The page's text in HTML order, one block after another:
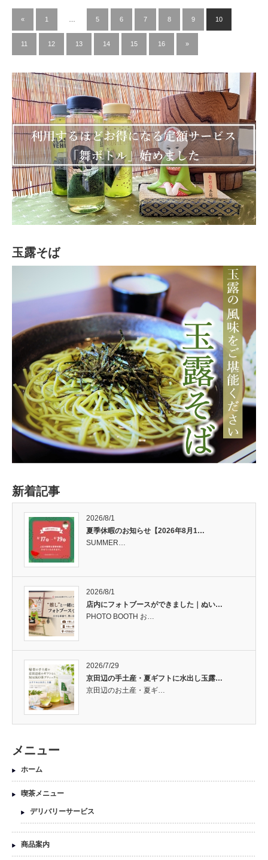
« 1 5 6 7 8 9 10
11 12 13 14 15 16 »
玉露そば
新着記事
2026/8/1
夏季休暇のお知らせ【2026年8月1…
SUMMER…
2026/8/1
店内にフォトブースができました｜ぬい…
PHOTO BOOTH お…
2026/7/29
京田辺の手土産・夏ギフトに水出し玉露…
京田辺のお土産・夏ギ…
メニュー
ホーム
喫茶メニュー
デリバリーサービス
商品案内